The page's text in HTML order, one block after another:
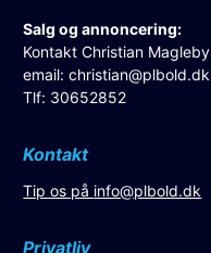
Salg og annoncering:
Kontakt Christian Magleby
email:christian@plbold.dk
Tlf: 30652852
Kontakt
Tip os på info@plbold.dk
Privatliv